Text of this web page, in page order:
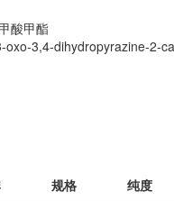
酸甲酯
3,4-dihydropyrazine-2-
规格 纯度